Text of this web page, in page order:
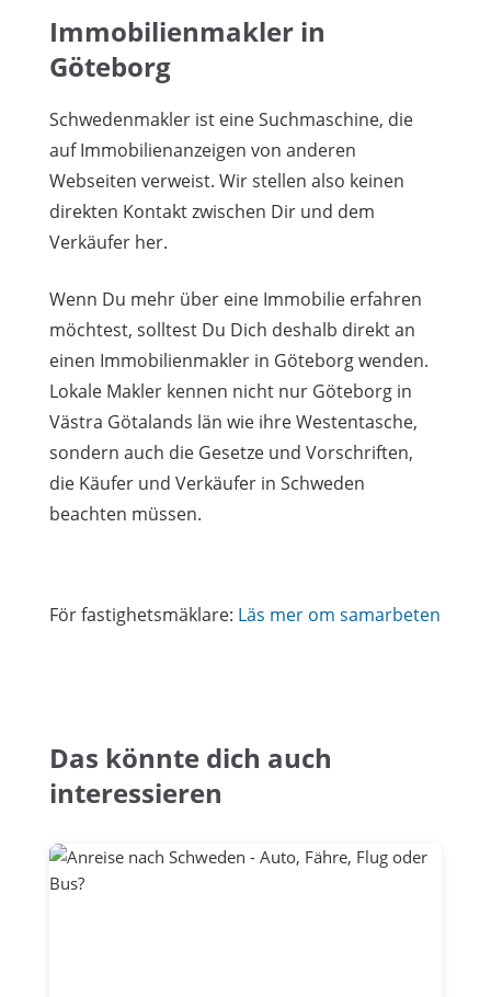
Immobilienmakler in
Göteborg
Schwedenmakler ist eine Suchmaschine, die
auf Immobilienanzeigen von anderen
Webseiten verweist. Wir stellen also keinen
direkten Kontakt zwischen Dir und dem
Verkäufer her.
Wenn Du mehr über eine Immobilie erfahren
möchtest, solltest Du Dich deshalb direkt an
einen Immobilienmakler in Göteborg wenden.
Lokale Makler kennen nicht nur Göteborg in
Västra Götalands län wie ihre Westentasche,
sondern auch die Gesetze und Vorschriften,
die Käufer und Verkäufer in Schweden
beachten müssen.
För fastighetsmäklare: Läs mer om samarbeten
Das könnte dich auch
interessieren